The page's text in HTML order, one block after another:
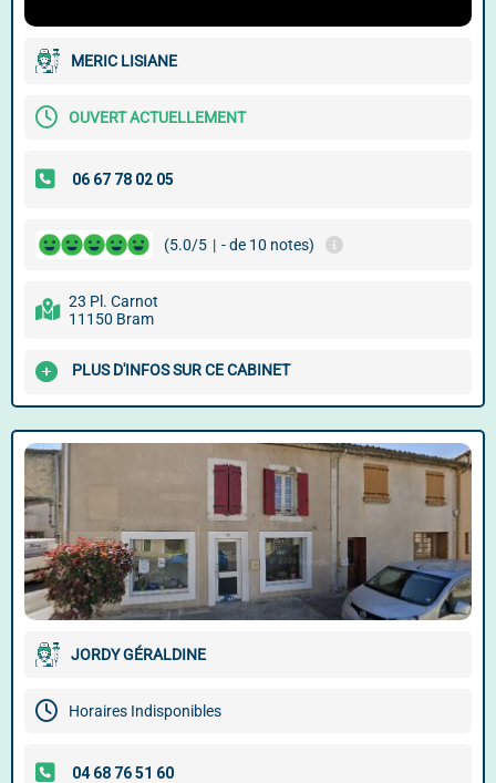
MERIC LISIANE
OUVERT ACTUELLEMENT
(5.0/5 | - de 10 notes)
23 Pl. Carnot
11150 Bram
PLUS D'INFOS SUR CE CABINET
JORDY GÉRALDINE
Horaires Indisponibles